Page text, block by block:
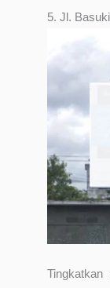
5. Jl.